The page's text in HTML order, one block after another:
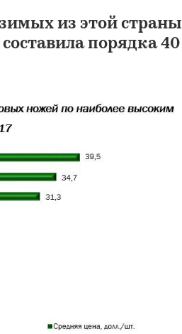
из этой страны
порядка 40